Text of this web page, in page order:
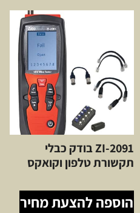
ZI-2091 בודק כבלי
תקשורת טלפון וקואקס
הוספה להצעת מחיר